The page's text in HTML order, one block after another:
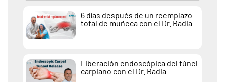
6 días después de un reemplazo
total de muñeca con el Dr. Badia
Liberación endoscópica del túnel
carpiano con el Dr. Badia